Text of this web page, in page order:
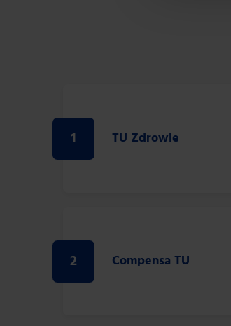
1 TU Zdrowie
2 Compensa TU